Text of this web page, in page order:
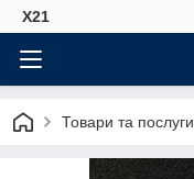
Х21
Товари та послуги